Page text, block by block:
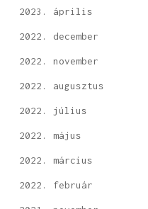
2023. április
2022. december
2022. november
2022. augusztus
2022. július
2022. május
2022. március
2022. február